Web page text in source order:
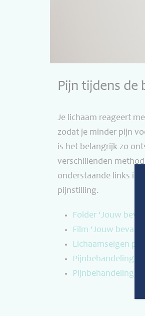
Pijn tijdens de
Je lichaam reageert
zodat je minder pijn
is het belangrijk zo
verschillenden
onderstaande links
pijnstilling.
Folder ‘Jouw
Film ‘Jouw
Lichaamseigen
Pijnbehandeling
Pijnbehandeling